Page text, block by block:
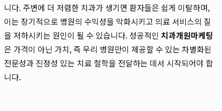
니다. 주변에 더 저렴한 치과가 생기면 환자들은 쉽게 이탈하며,
이는 장기적으로 병원의 수익성을 악화시키고 의료 서비스의 질
을 저하시키는 원인이 될 수 있습니다. 성공적인 치과개원마케팅
은 가격이 아닌 가치, 즉 우리 병원만이 제공할 수 있는 차별화된
전문성과 진정성 있는 치료 철학을 전달하는 데서 시작되어야 합
니다.